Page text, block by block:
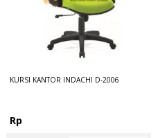
KURSI KANTOR INDACHI D-2006
Rp